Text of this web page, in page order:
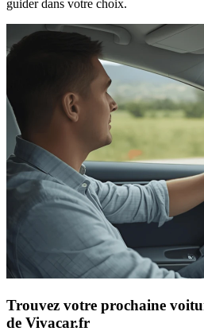
guider dans votre choix.
Trouvez votre prochaine
de Vivacar.fr